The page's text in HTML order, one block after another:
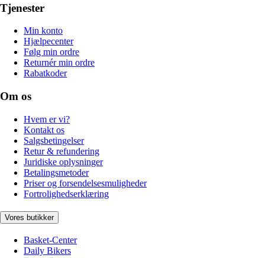
Tjenester
Min konto
Hjælpecenter
Følg min ordre
Returnér min ordre
Rabatkoder
Om os
Hvem er vi?
Kontakt os
Salgsbetingelser
Retur & refundering
Juridiske oplysninger
Betalingsmetoder
Priser og forsendelsesmuligheder
Fortrolighedserklæring
Vores butikker
Basket-Center
Daily Bikers